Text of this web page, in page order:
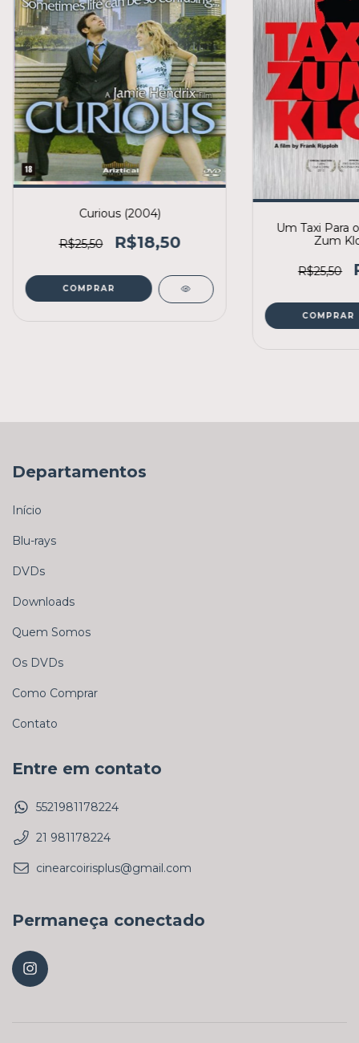
Curious (2004)
R$25,50 R$18,50
COMPRAR
Um Taxi Para
Zum
R$25,50
COMPRAR
Departamentos
Início
Blu-rays
DVDs
Downloads
Quem Somos
Os DVDs
Como Comprar
Contato
Entre em contato
5521981178224
21 981178224
cinearcoirisplus@gmail.com
Permaneça conectado